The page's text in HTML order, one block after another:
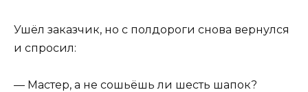
Ушёл заказчик, но с полдороги снова вернулся
и спросил:
— Мастер, а не сошьёшь ли шесть шапок?